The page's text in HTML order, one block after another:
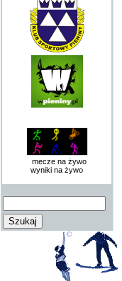
mecze na żywo
wyniki na żywo